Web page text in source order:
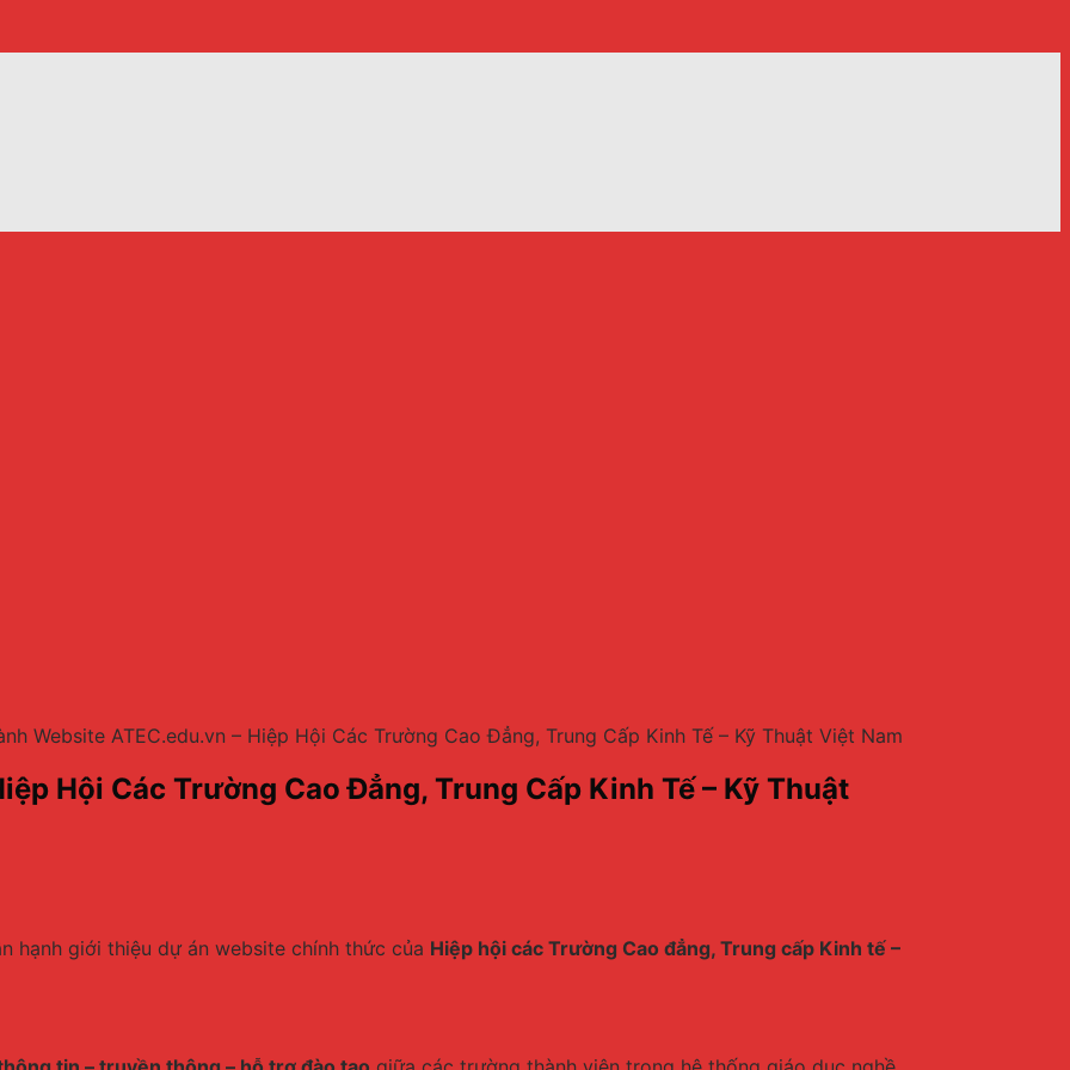
Website ATEC.edu.vn – Hiệp Hội Các Trường Cao Đẳng, Trung Cấp Kinh Tế – Kỹ Thuật Việt Nam
Hội Các Trường Cao Đẳng, Trung Cấp Kinh Tế – Kỹ Thuật
hạnh giới thiệu dự án website chính thức của Hiệp hội các Trường Cao đẳng, Trung cấp Kinh tế –